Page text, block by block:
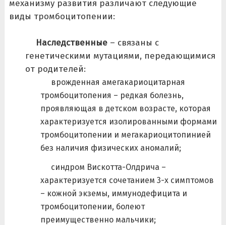
механизму развития различают следующие
виды тромбоцитопении:
Наследственные – связаны с
генетическими мутациями, передающимися
от родителей:
врожденная амегакариоцитарная
тромбоцитопения – редкая болезнь,
проявляющая в детском возрасте, которая
характеризуется изолированными формами
тромбоцитопении и мегакариоцитопинией
без наличия физических аномалий;
синдром Вискотта-Олдрича –
характеризуется сочетанием 3-х симптомов
– кожной экземы, иммунодефицита и
тромбоцитопении, болеют
преимущественно мальчики;